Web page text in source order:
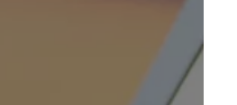
Reifenpakete
Leasing-Angebote
Gebrauchtwagen
Junge
Elektroauto Leasing